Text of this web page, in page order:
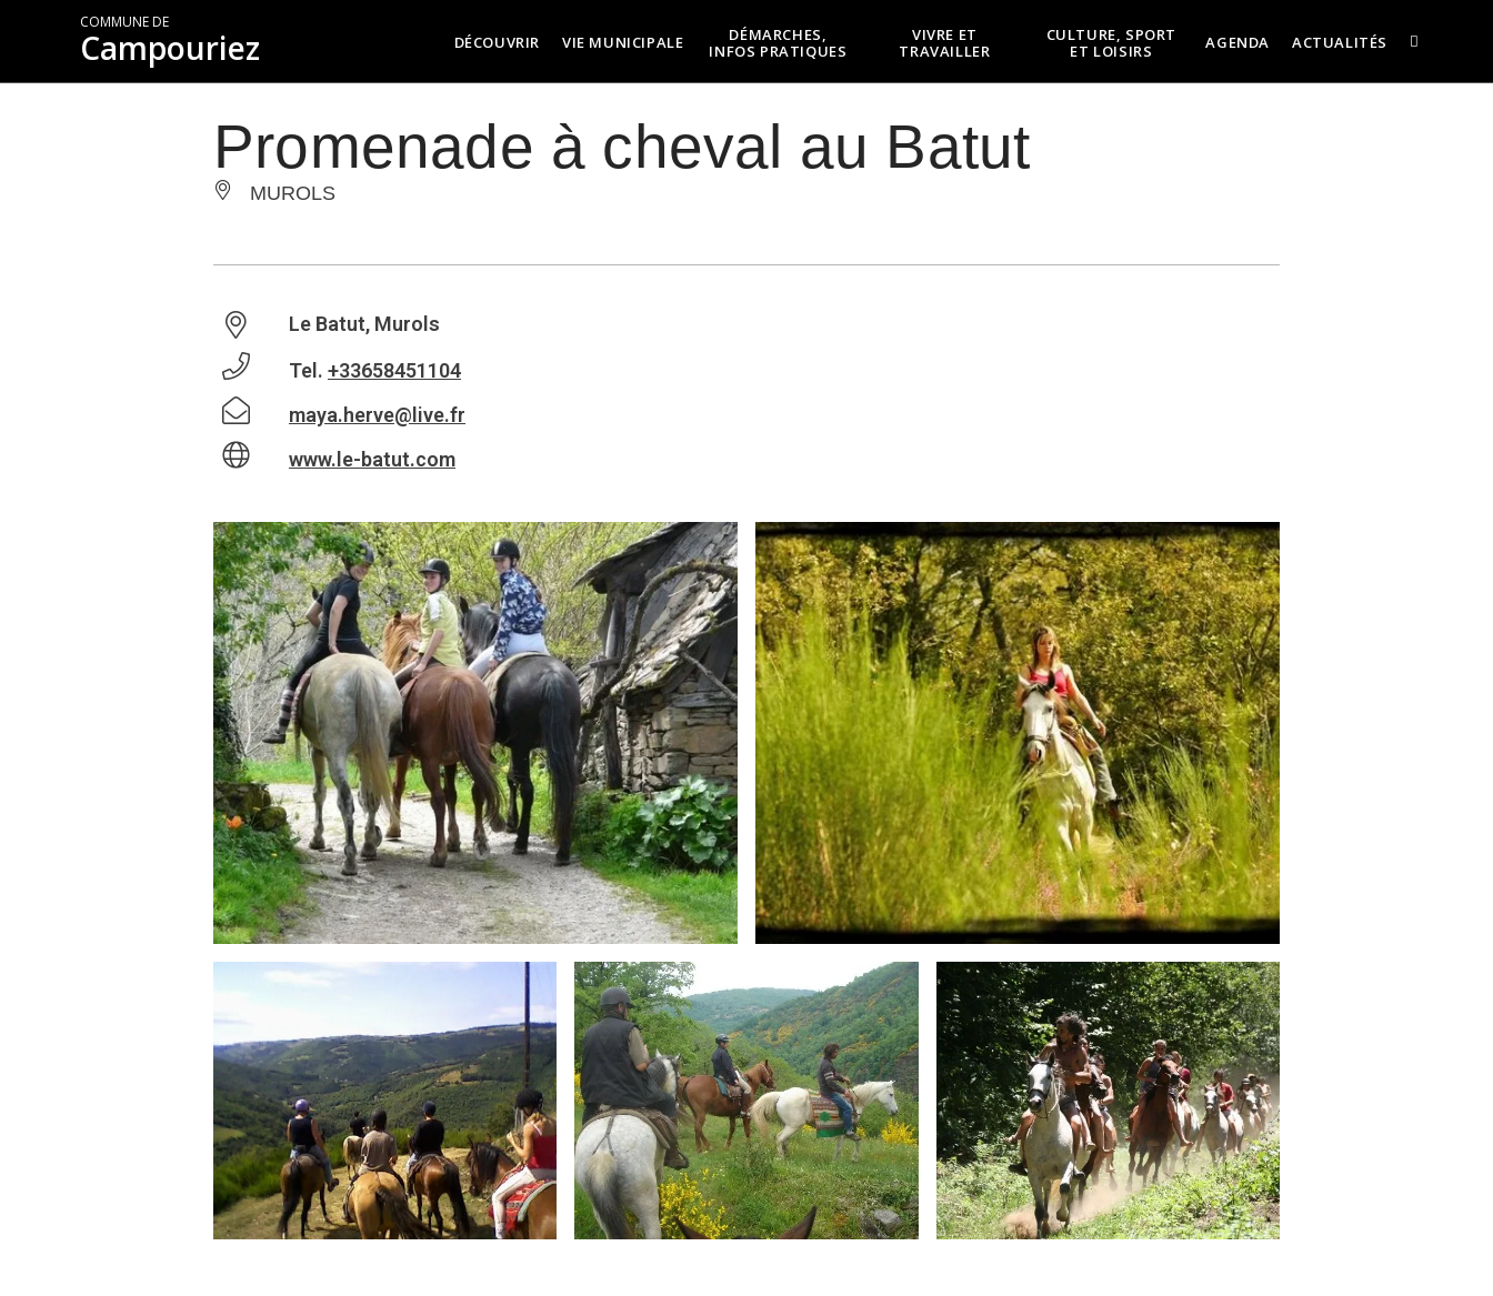
COMMUNE DE
Campouriez DÉCOUVRIR VIE MUNICIPALE
DÉMARCHES,
INFOS PRATIQUES
VIVRE ET
TRAVAILLER
CULTURE, SPORT
ET LOISIRS
AGENDA ACTUALITÉS
Promenade à cheval au Batut
MUROLS
Le Batut, Murols
Tel. +33658451104
maya.herve@live.fr
www.le-batut.com